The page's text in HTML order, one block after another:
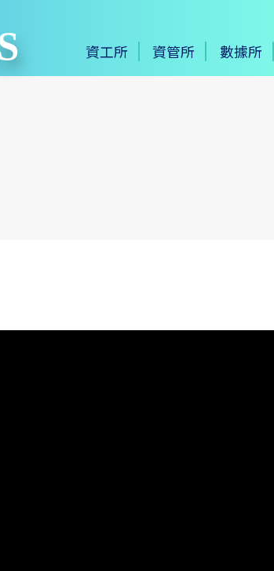
資工所 資管所 數據所